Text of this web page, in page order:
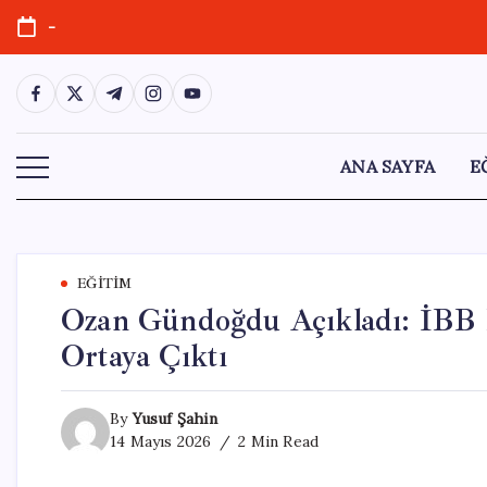
Skip
content
-
https://www.facebook.com/
https://twitter.com/
https://t.me/
https://www.instagram.com/
https://youtube.com/
ANA SAYFA
EĞITIM
Ozan Gündoğdu Açıkladı: İBB
Ortaya Çıktı
ByYusuf Şahin
14 Mayıs 2026
2 Min Read